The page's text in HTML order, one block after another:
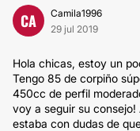
CA
Camila1996
29 jul 2019
Hola chicas, estoy un
Tengo 85 de corpiño
450cc de perfil
voy a seguir su
estaba con dudas de